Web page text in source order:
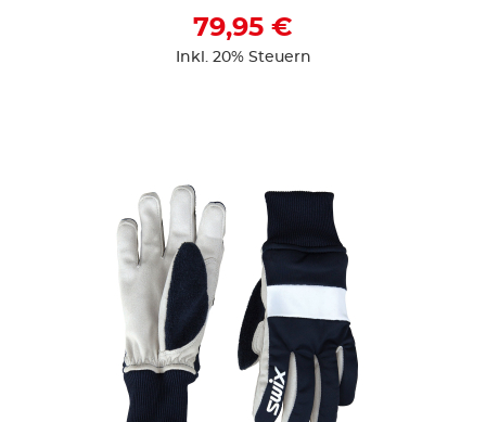
79,95 €
Inkl. 20% Steuern
ZUR DETAILSEITE